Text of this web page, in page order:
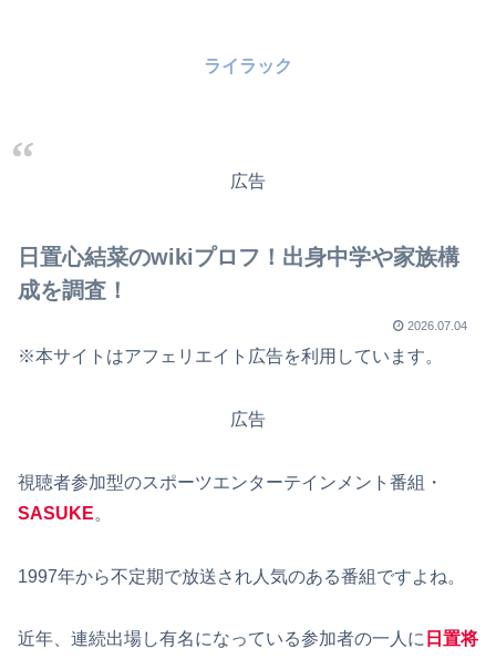
ライラック
広告
日置心結菜のwikiプロフ！出身中学や家族構
成を調査！
2026.07.04
※本サイトはアフェリエイト広告を利用しています。
広告
視聴者参加型のスポーツエンターテインメント番組・
SASUKE。
1997年から不定期で放送され人気のある番組ですよね。
近年、連続出場し有名になっている参加者の一人に 日置将